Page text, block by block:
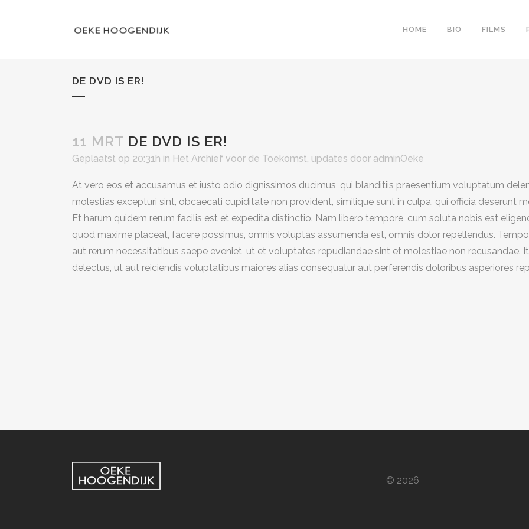
HOME BIO FILMS
DE DVD IS ER!
11 MRT DE DVD IS ER!
Geplaatst op 20:31h in Het Archief voor de Toekomst, updates door adminOeke
At vero eos et accusamus et iusto odio dignissimos ducimus, qui blanditiis praesentium voluptatum
molestias excepturi sint, obcaecati cupiditate non provident, similique sunt in culpa, qui officia deserunt
Et harum quidem rerum facilis est et expedita distinctio. Nam libero tempore, cum soluta nobis est
quod maxime placeat, facere possimus, omnis voluptas assumenda est, omnis dolor repellendus.
aut rerum necessitatibus saepe eveniet, ut et voluptates repudiandae sint et molestiae non recusandae.
delectus, ut aut reiciendis voluptatibus maiores alias consequatur aut perferendis doloribus asperiores
© 2026